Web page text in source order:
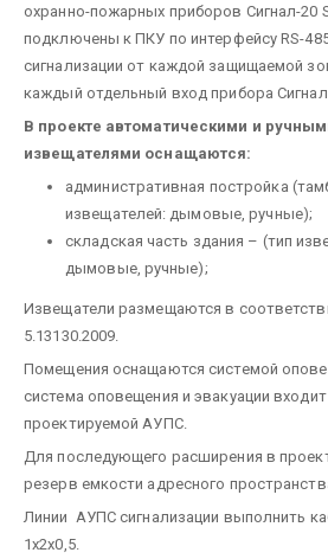
охранно-пожарных приборов Сигнал-20
подключены к ПКУ по интерфейсу RS-
сигнализации от каждой защищаемой
каждый отдельный вход прибора Сигнал-
В проекте автоматическими и
извещателями оснащаются:
административная постройка
извещателей: дымовые, ручные);
складская часть здания – (тип
дымовые, ручные);
Извещатели размещаются в
5.13130.2009.
Помещения оснащаются системой
система оповещения и эвакуации
проектируемой АУПС.
Для последующего расширения в
резерв емкости адресного
Линии АУПС сигнализации выполнить
1х2х0,5.